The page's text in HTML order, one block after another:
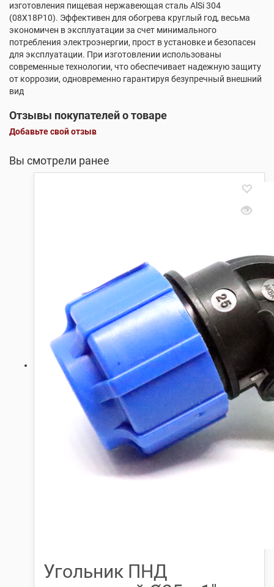
изготовления пищевая нержавеющая сталь AlSi 304
(08X18P10). Эффективен для обогрева круглый год, весьма
экономичен в эксплуатации за счет минимального
потребления электроэнергии, прост в установке и безопасен
для эксплуатации. При изготовлении использованы
современные технологии, что обеспечивает надежную защиту
от коррозии, одновременно гарантируя безупречный внешний
вид
Отзывы покупателей о товаре
Добавьте свой отзыв
Вы смотрели ранее
Угольник ПНД